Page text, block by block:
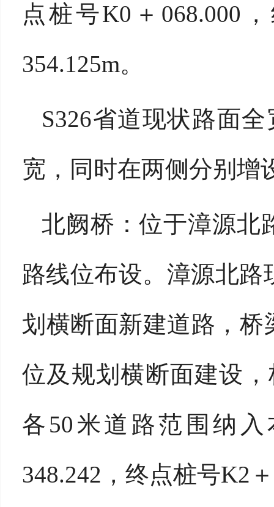
点桩号K0＋068.000
354.125m。
S326省道现状路面
宽，同时在两侧分别增
北阙桥：位于漳源北
路线位布设。漳源北路
划横断面新建道路，
位及规划横断面建设
各50米道路范围纳
348.242，终点桩号K2